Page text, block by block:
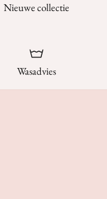
Nieuwe collectie
Wasadvies